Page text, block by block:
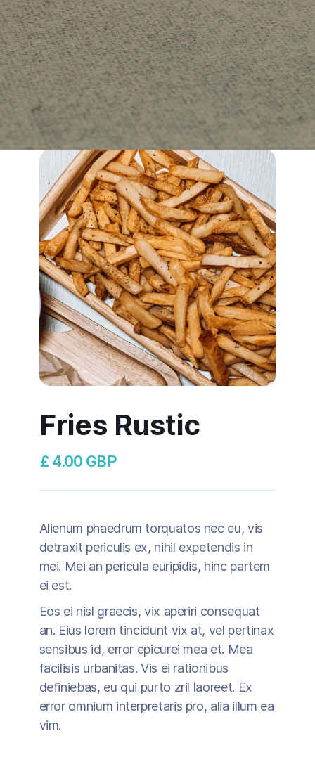
Fries Rustic
£ 4.00 GBP
Alienum phaedrum torquatos nec eu, vis
detraxit periculis ex, nihil expetendis in
mei. Mei an pericula euripidis, hinc partem
ei est.
Eos ei nisl graecis, vix aperiri consequat
an. Eius lorem tincidunt vix at, vel pertinax
sensibus id, error epicurei mea et. Mea
facilisis urbanitas. Vis ei rationibus
definiebas, eu qui purto zril laoreet. Ex
error omnium interpretaris pro, alia illum ea
vim.